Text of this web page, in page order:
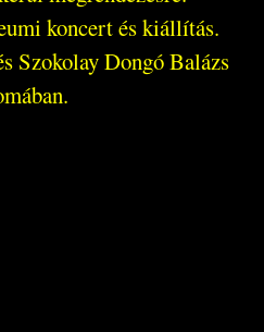
koncert és kiállítás.
Szokolay Dongó Balázs